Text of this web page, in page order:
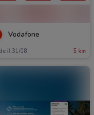
Vodafone
il 31/08 5 km